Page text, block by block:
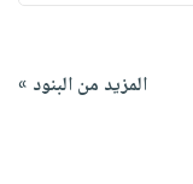
المزيد من البنود »